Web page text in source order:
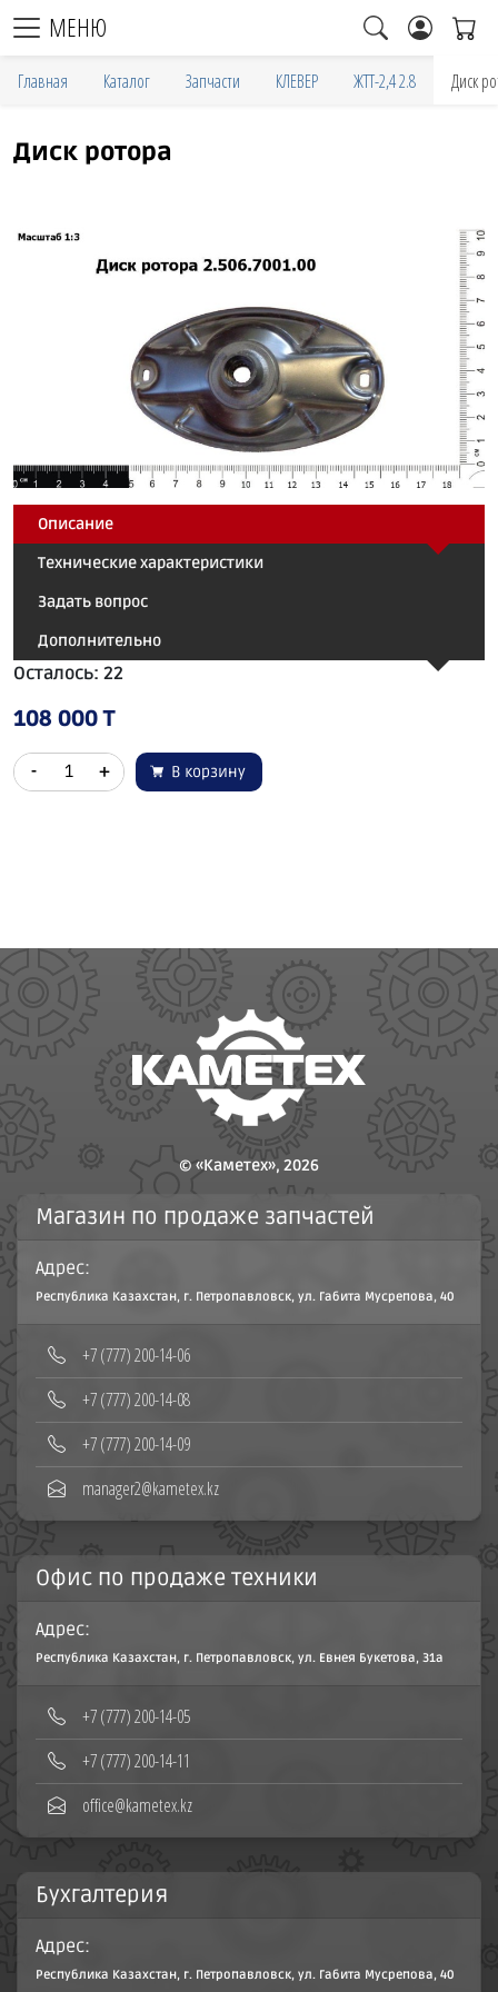
МЕНЮ
Главная Каталог Запчасти КЛЕВЕР ЖТТ-2,4 2.8 Диск
Диск ротора
Описание
Технические характеристики
Задать вопрос
Дополнительно
Осталось: 22
108 000 T
- + В корзину
© «Каметех», 2026
Магазин по продаже запчастей
Адрес:
Республика Казахстан, г. Петропавловск, ул. Габита Мусрепова, 40
‪+7 (777) 200-14-06
+7 (777) 200-14-08‬
+7 (777) 200-14-09
manager2@kametex.kz
Офис по продаже техники
Адрес:
Республика Казахстан, г. Петропавловск, ул. Евнея Букетова, 31а
+7 (777) 200-14-05
+7 (777) 200-14-11
office@kametex.kz
Бухгалтерия
Адрес:
Республика Казахстан, г. Петропавловск, ул. Габита Мусрепова, 40